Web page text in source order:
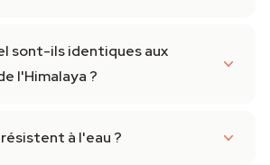
sont-ils identiques aux
l'Himalaya ?
à l'eau ?